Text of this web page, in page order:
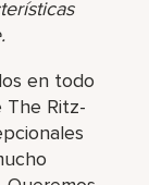
en todo
The Ritz-